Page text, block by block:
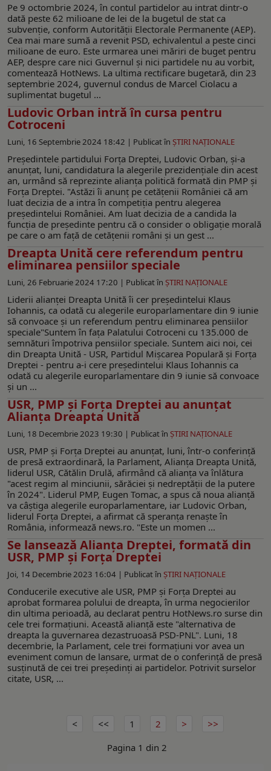
Pe 9 octombrie 2024, în contul partidelor au intrat dintr-o
dată peste 62 milioane de lei de la bugetul de stat ca
subvenție, conform Autorității Electorale Permanente (AEP).
Cea mai mare sumă a revenit PSD, echivalentul a peste cinci
milioane de euro. Este urmarea unei măriri de buget pentru
AEP, despre care nici Guvernul și nici partidele nu au vorbit,
comentează HotNews. La ultima rectificare bugetară, din 23
septembrie 2024, guvernul condus de Marcel Ciolacu a
suplimentat bugetul ...
Ludovic Orban intră în cursa pentru
Cotroceni
Luni, 16 Septembrie 2024 18:42 | Publicat în ŞTIRI NAŢIONALE
Preşedintele partidului Forţa Dreptei, Ludovic Orban, şi-a
anunţat, luni, candidatura la alegerile prezidenţiale din acest
an, urmând să reprezinte alianţa politică formată din PMP şi
Forţa Dreptei. "Astăzi îi anunţ pe cetăţenii României că am
luat decizia de a intra în competiţia pentru alegerea
preşedintelui României. Am luat decizia de a candida la
funcţia de preşedinte pentru că o consider o obligaţie morală
pe care o am faţă de cetăţenii români şi un gest ...
Dreapta Unită cere referendum pentru
eliminarea pensiilor speciale
Luni, 26 Februarie 2024 17:20 | Publicat în ŞTIRI NAŢIONALE
Liderii alianţei Dreapta Unită îi cer preşedintelui Klaus
Iohannis, ca odată cu alegerile europarlamentare din 9 iunie
să convoace şi un referendum pentru eliminarea pensiilor
speciale"Suntem în faţa Palatului Cotroceni cu 135.000 de
semnături împotriva pensiilor speciale. Suntem aici noi, cei
din Dreapta Unită - USR, Partidul Mişcarea Populară şi Forţa
Dreptei - pentru a-i cere preşedintelui Klaus Iohannis ca
odată cu alegerile europarlamentare din 9 iunie să convoace
şi un ...
USR, PMP şi Forţa Dreptei au anunţat
Alianţa Dreapta Unită
Luni, 18 Decembrie 2023 19:30 | Publicat în ŞTIRI NAŢIONALE
USR, PMP şi Forţa Dreptei au anunţat, luni, într-o conferinţă
de presă extraordinară, la Parlament, Alianţa Dreapta Unită,
liderul USR, Cătălin Drulă, afirmând că alianţa va înlătura
"acest regim al minciunii, sărăciei şi nedreptăţii de la putere
în 2024". Liderul PMP, Eugen Tomac, a spus că noua alianţă
va câştiga alegerile europarlamentare, iar Ludovic Orban,
liderul Forţa Dreptei, a afirmat că speranţa renaşte în
România, informează news.ro. "Este un momen ...
Se lansează Alianța Dreptei, formată din
USR, PMP și Forța Dreptei
Joi, 14 Decembrie 2023 16:04 | Publicat în ŞTIRI NAŢIONALE
Conducerile executive ale USR, PMP și Forța Dreptei au
aprobat formarea polului de dreapta, în urma negocierilor
din ultima perioadă, au declarat pentru HotNews.ro surse din
cele trei formațiuni. Această alianță este "alternativa de
dreapta la guvernarea dezastruoasă PSD-PNL". Luni, 18
decembrie, la Parlament, cele trei formațiuni vor avea un
eveniment comun de lansare, urmat de o conferință de presă
susținută de cei trei președinți ai partidelor. Potrivit surselor
citate, USR, ...
1
2
Pagina 1 din 2